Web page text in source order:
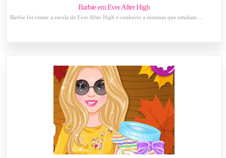
Barbie em Ever After High
Barbie foi visitar a escola de Ever After High e conhecer a meninas que estudam ...